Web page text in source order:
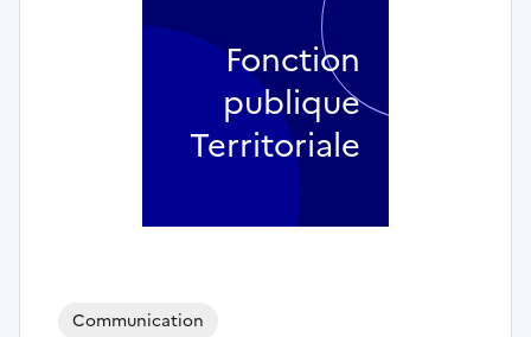
Communication
Fonction
publique
Territoriale